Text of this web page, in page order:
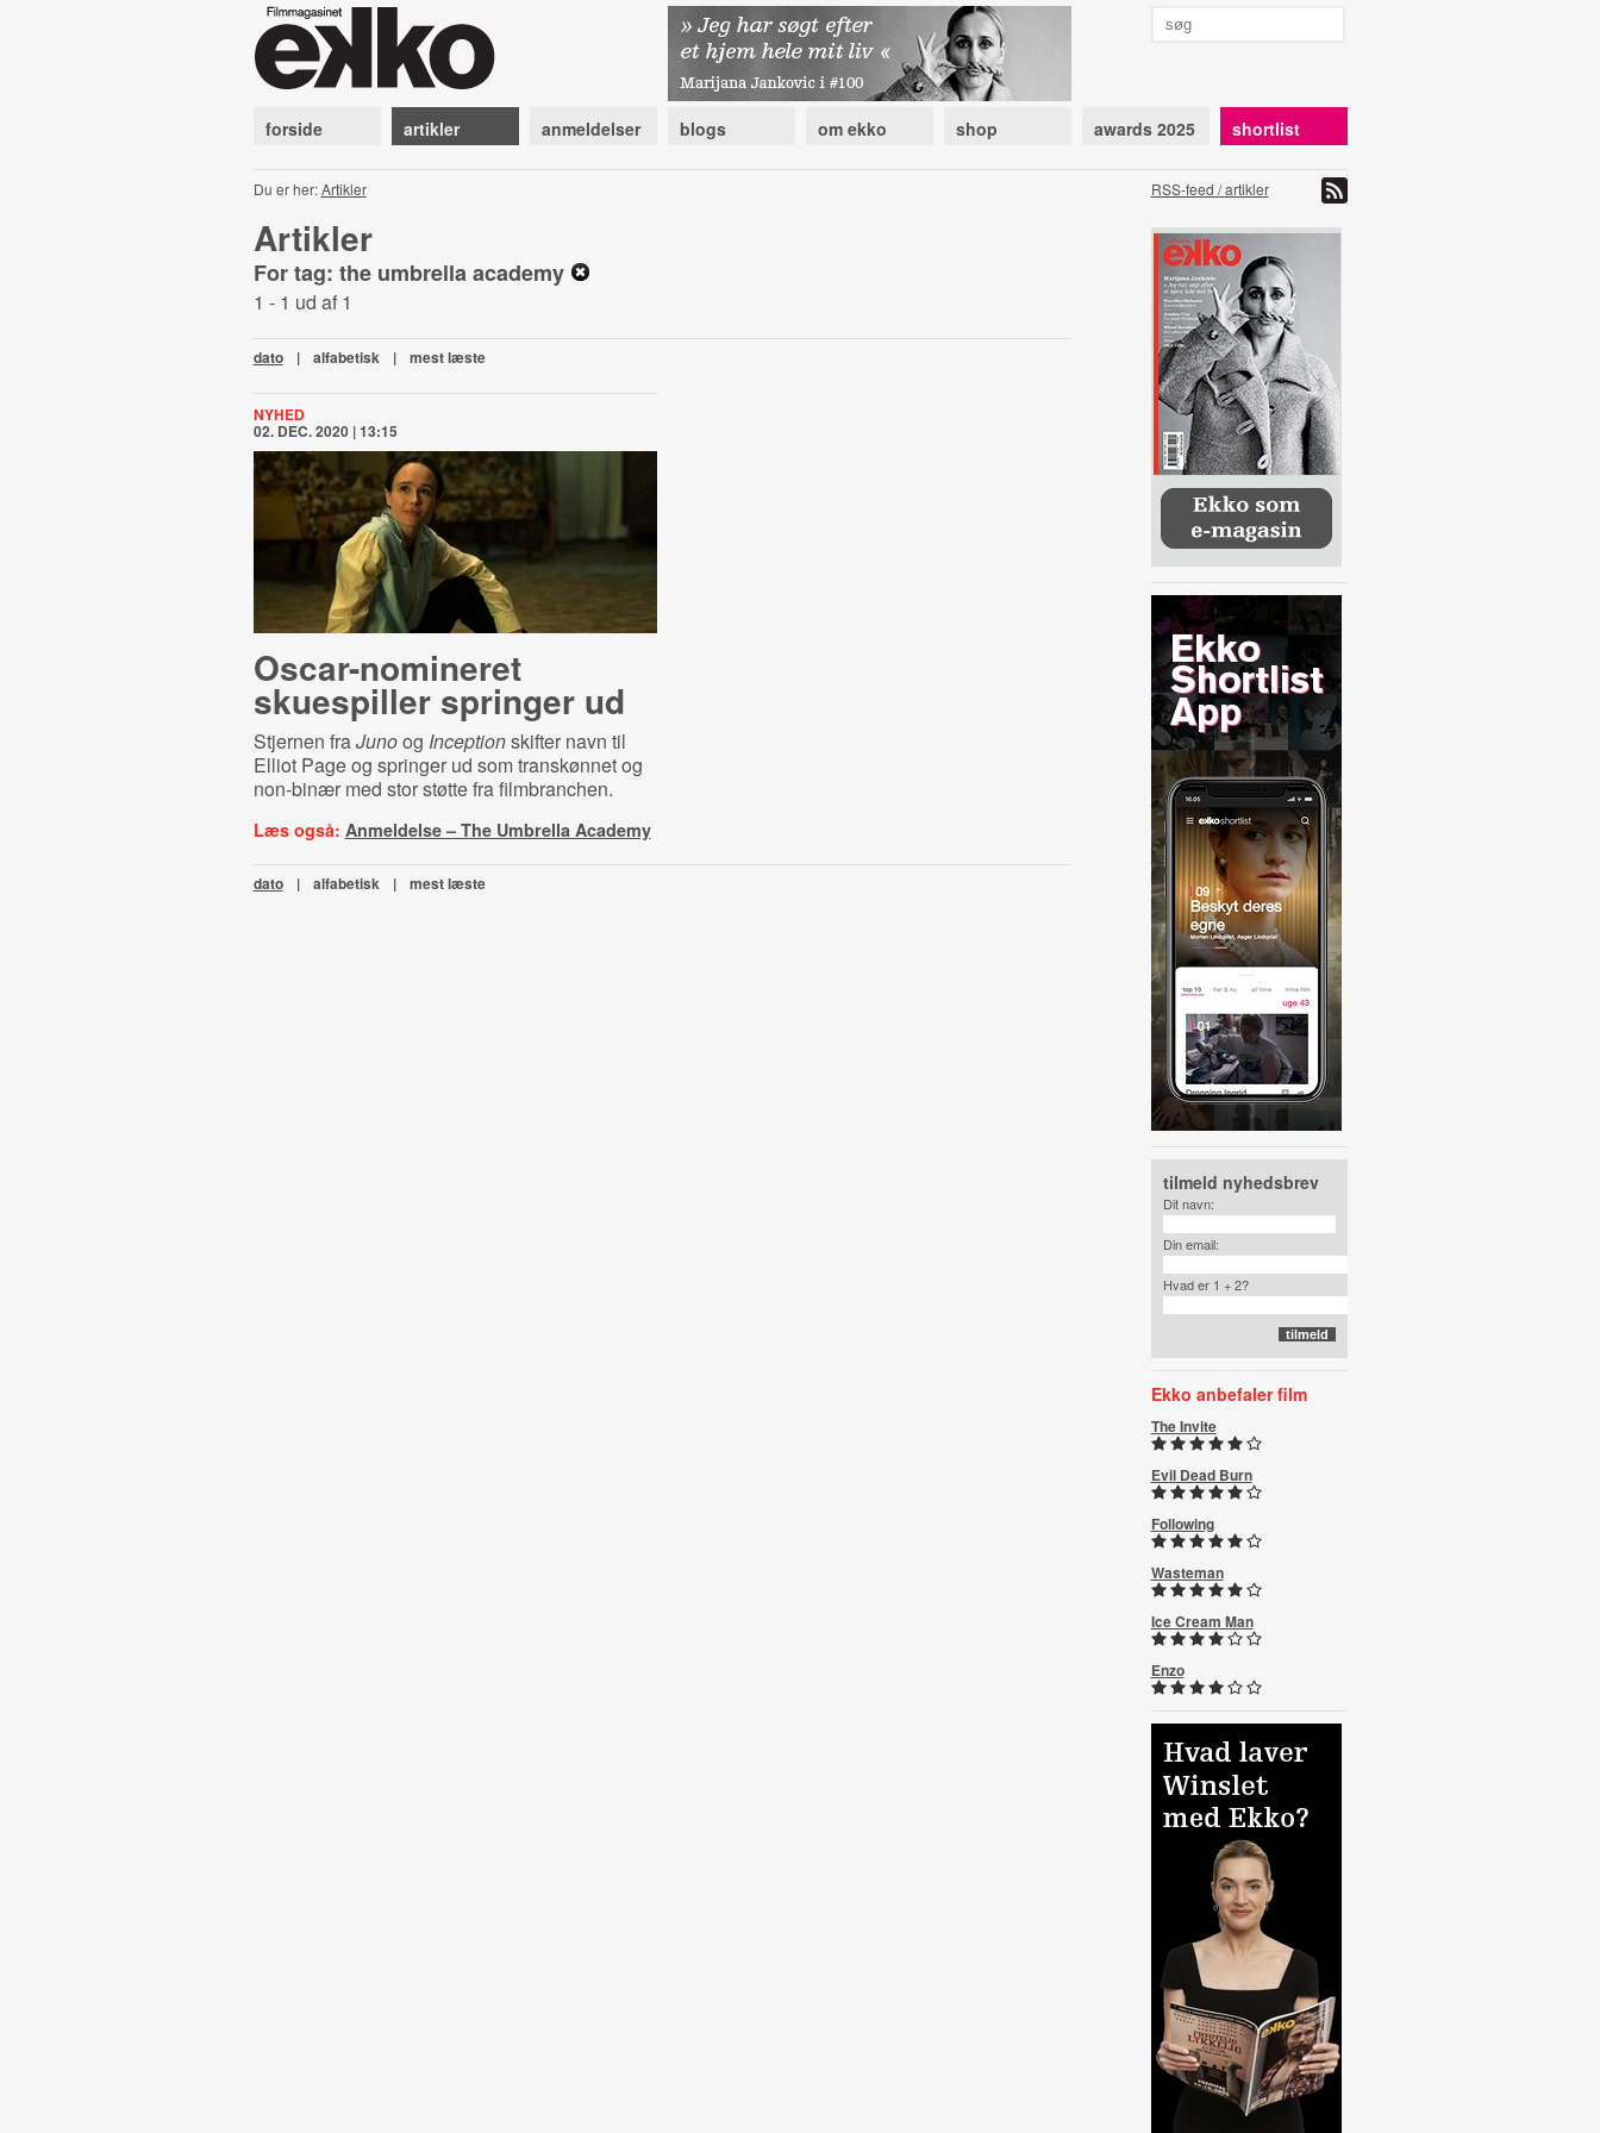
forside artikler anmeldelser blogs om ekko shop awards 2025 shortlist
Du er her:Artikler RSS-feed / artikler
Artikler
For tag: the umbrella academy
1 - 1 ud af 1
dato | alfabetisk | mest læste
NYHED
02. DEC. 2020 | 13:15
Oscar-​no­mi­ne­ret
skuespiller springer ud
Stjernen fraJunoog Inceptionskifter navn til
Elliot Page og springer ud som transkønnet og
non-binær med stor støtte fra filmbranchen.
Læs også: Anmeldelse – The Umbrella Academy
dato | alfabetisk | mest læste
tilmeld nyhedsbrev
Dit navn:
Din email:
Hvad er 1 + 2?
Ekko anbefaler film
The Invite
Evil Dead Burn
Following
Wasteman
Ice Cream Man
Enzo